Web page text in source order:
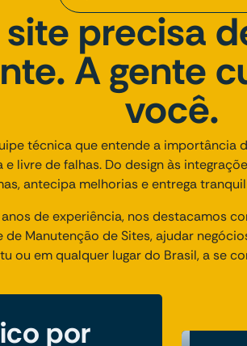
site precisa
A gente
você.
técnica que entende a importância
e livre de falhas. Do design às
antecipa melhorias e entrega
de experiência, nos destacamos
de Manutenção de Sites, ajudar
ou em qualquer lugar do Brasil, a se
por